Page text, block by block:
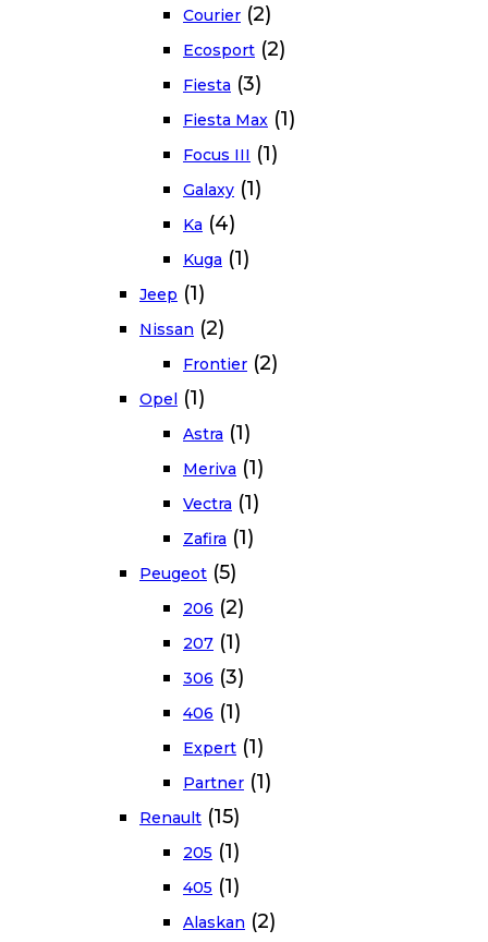
Courier (2)
Ecosport (2)
Fiesta (3)
Fiesta Max (1)
Focus III (1)
Galaxy (1)
Ka (4)
Kuga (1)
Jeep (1)
Nissan (2)
Frontier (2)
Opel (1)
Astra (1)
Meriva (1)
Vectra (1)
Zafira (1)
Peugeot (5)
206 (2)
207 (1)
306 (3)
406 (1)
Expert (1)
Partner (1)
Renault (15)
205 (1)
405 (1)
Alaskan (2)